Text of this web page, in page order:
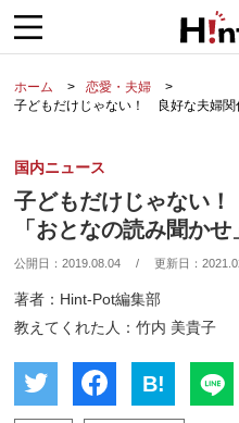
ホーム
恋愛・夫婦
子どもだけじゃない！ 良好な夫婦関
国内ニュース
子どもだけじゃない
「おとなの読み聞かせ
公開日：2019.08.04 / 更新日：
著者：Hint-Pot編集部
教えてくれた人：竹内 美貴子
B!